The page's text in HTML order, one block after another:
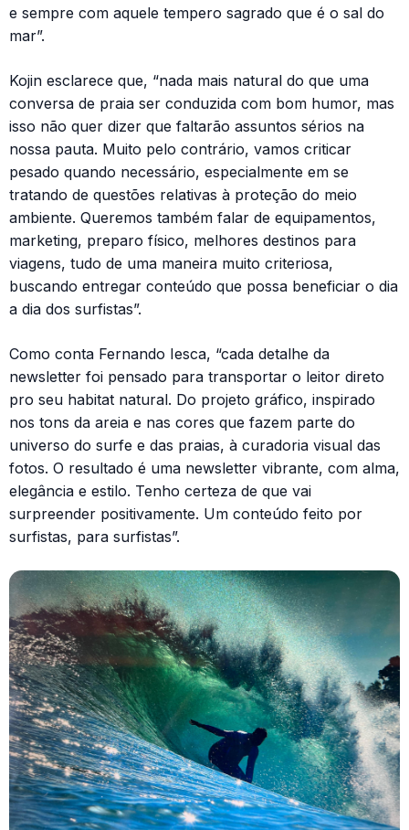
e sempre com aquele tempero sagrado que é o sal do
mar”.
Kojin esclarece que, “nada mais natural do que uma
conversa de praia ser conduzida com bom humor, mas
isso não quer dizer que faltarão assuntos sérios na
nossa pauta. Muito pelo contrário, vamos criticar
pesado quando necessário, especialmente em se
tratando de questões relativas à proteção do meio
ambiente. Queremos também falar de equipamentos,
marketing, preparo físico, melhores destinos para
viagens, tudo de uma maneira muito criteriosa,
buscando entregar conteúdo que possa beneficiar o dia
a dia dos surfistas”.
Como conta Fernando Iesca, “cada detalhe da
newsletter foi pensado para transportar o leitor direto
pro seu habitat natural. Do projeto gráfico, inspirado
nos tons da areia e nas cores que fazem parte do
universo do surfe e das praias, à curadoria visual das
fotos. O resultado é uma newsletter vibrante, com alma,
elegância e estilo. Tenho certeza de que vai
surpreender positivamente. Um conteúdo feito por
surfistas, para surfistas”.